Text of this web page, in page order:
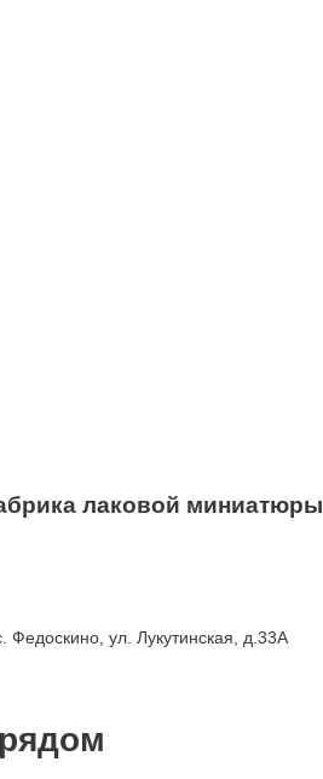
лаковой миниатюры
Федоскино, ул. Лукутинская, д.33А